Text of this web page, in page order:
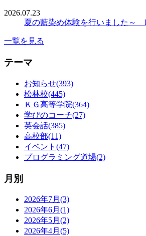
2026.07.23
夏の藍染め体験を行いました～
一覧を見る
テーマ
お知らせ(393)
松林校(445)
ＫＧ高等学院(364)
学びのコーチ(27)
英会話(385)
高校部(11)
イベント(47)
プログラミング道場(2)
月別
2026年7月(3)
2026年6月(1)
2026年5月(2)
2026年4月(5)